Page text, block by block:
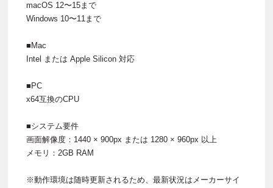
macOS 12〜15まで
Windows 10〜11まで
■Mac
Intel または Apple Silicon 対応
■PC
x64互換のCPU
■システム要件
画面解像度：1440 × 900px または 1280 × 960px 以上
メモリ：2GB RAM
※動作環境は随時更新されるため、最新状況はメーカーサイ